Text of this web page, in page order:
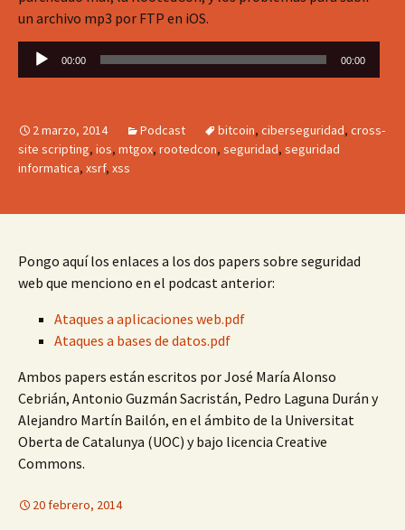
un archivo mp3 por FTP en iOS.
Reproductor
de
00:00 00:00
2 marzo, 2014 Podcast bitcoin, ciberseguridad, cross-
site scripting, ios, mtgox, rootedcon, seguridad, seguridad
informatica, xsrf, xss
Pongo aquí los enlaces a los dos papers sobre seguridad
web que menciono en el podcast anterior:
Ataques a aplicaciones web.pdf
Ataques a bases de datos.pdf
Ambos papers están escritos por José María Alonso
Cebrián, Antonio Guzmán Sacristán, Pedro Laguna Durán y
Alejandro Martín Bailón, en el ámbito de la Universitat
Oberta de Catalunya (UOC) y bajo licencia Creative
Commons.
20 febrero, 2014